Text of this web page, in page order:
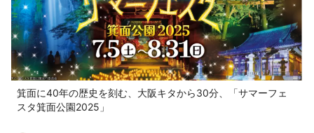
箕面に40年の歴史を刻む、大阪キタから30分、「サマーフェ
スタ箕面公園2025」